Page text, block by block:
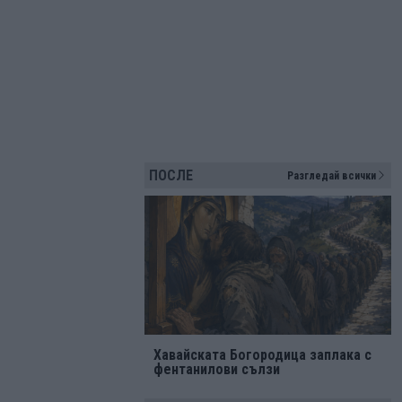
ПОСЛЕ Разгледай всички
Хавайската Богородица заплака с
фентанилови сълзи